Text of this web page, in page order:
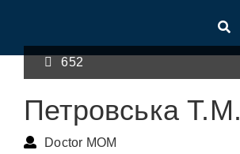
652
Петровська Т.М.
Doctor MOM